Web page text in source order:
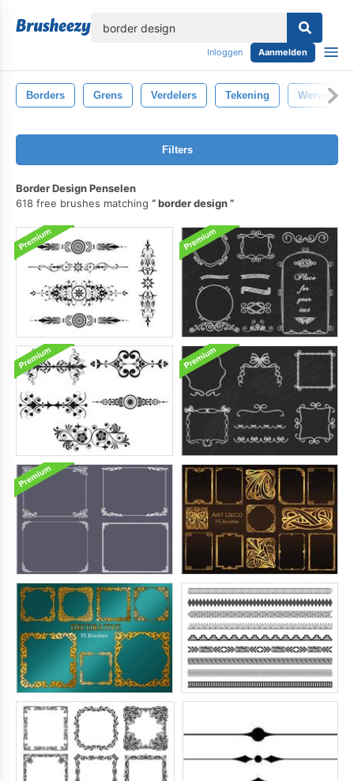
Inloggen Aanmelden
Borders Grens Verdelers Tekening
Filters
Border Design Penselen
618 free brushes matching
border design